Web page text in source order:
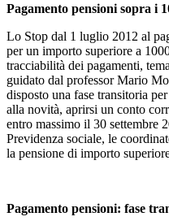
Pagamento pensioni sopra i
Lo Stop dal 1 luglio 2012 al
per un importo superiore a
tracciabilità dei pagamenti,
guidato dal professor Mario
disposto una fase transitoria
alla novità, aprirsi un conto
entro massimo il 30 settembre
Previdenza sociale, le
la pensione di importo
Pagamento pensioni: fase